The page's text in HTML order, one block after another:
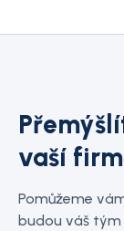
vaší
Pomůžeme
budou váš